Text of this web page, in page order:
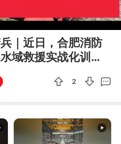
01:40
｜近日，合肥消防
域救援实战化训
得出、冲得上、
2